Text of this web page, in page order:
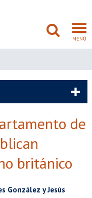
MENÚ
de
británico
González y Jesús